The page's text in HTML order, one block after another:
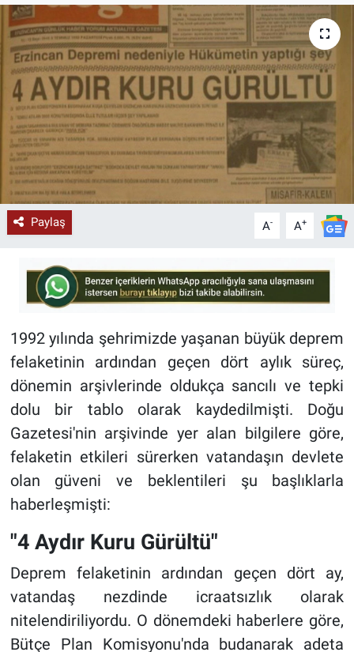
Paylaş A- A+
1992 yılında şehrimizde yaşanan büyük deprem
felaketinin ardından geçen dört aylık süreç,
dönemin arşivlerinde oldukça sancılı ve tepki
dolu bir tablo olarak kaydedilmişti. Doğu
Gazetesi'nin arşivinde yer alan bilgilere göre,
felaketin etkileri sürerken vatandaşın devlete
olan güveni ve beklentileri şu başlıklarla
haberleşmişti:
"4 Aydır Kuru Gürültü"
Deprem felaketinin ardından geçen dört ay,
vatandaş nezdinde icraatsızlık olarak
nitelendiriliyordu. O dönemdeki haberlere göre,
Bütçe Plan Komisyonu'nda budanarak adeta
RESMİ İLAN